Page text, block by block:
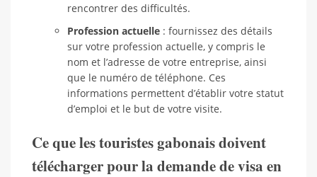
rencontrer des difficultés.
Profession actuelle : fournissez des détails
sur votre profession actuelle, y compris le
nom et l’adresse de votre entreprise, ainsi
que le numéro de téléphone. Ces
informations permettent d’établir votre statut
d’emploi et le but de votre visite.
Ce que les touristes gabonais doivent
télécharger pour la demande de visa en